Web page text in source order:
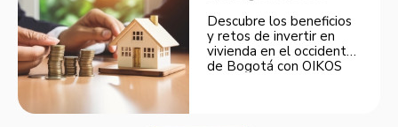
Descubre los beneficios
y retos de invertir en
vivienda en el occidente
de Bogotá con OIKOS